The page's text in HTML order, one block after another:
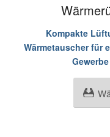
Kompakte
Wärmetauscher für